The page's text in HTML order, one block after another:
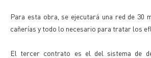
Para esta obra, se ejecutará una red de 30
cañerías y todo lo necesario para tratar los
El tercer contrato es el del sistema de